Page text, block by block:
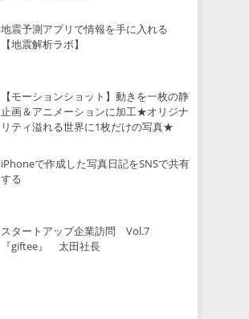
地震予測アプリで情報を手に入れる
【地震解析ラボ】
【モーションショット】動きを一枚の静
止画＆アニメーションに加工★オリジナ
リティ溢れる世界に1枚だけの写真★
iPhoneで作成した写真日記をSNSで共有
する
スタートアップ企業訪問 Vol.7
『giftee』 太田社長